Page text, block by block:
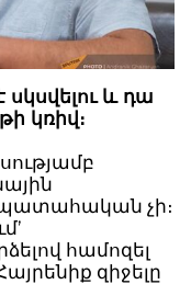
և դա
կռիվ։
չի։
համոզել
զիջելը